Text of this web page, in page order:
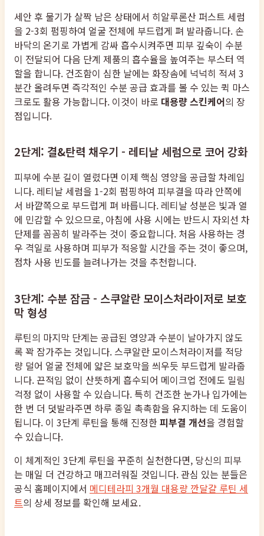
세안 후 물기가 살짝 남은 상태에서 히알루론산 퍼스트 세럼
을 2-3회 펌핑하여 얼굴 전체에 부드럽게 펴 발라줍니다. 손
바닥의 온기로 가볍게 감싸 흡수시켜주면 피부 깊숙이 수분
이 전달되어 다음 단계 제품의 흡수율을 높여주는 부스터 역
할을 합니다. 건조함이 심한 날에는 화장솜에 넉넉히 적셔 3
분간 올려두면 즉각적인 수분 공급 효과를 볼 수 있는 퀵 마스
크로도 활용 가능합니다. 이것이 바로 대용량 스킨케어의 장
점입니다.
2단계: 결&탄력 채우기 - 레티날 세럼으로 코어 강화
피부에 수분 길이 열렸다면 이제 핵심 영양을 공급할 차례입
니다. 레티날 세럼을 1-2회 펌핑하여 피부결을 따라 안쪽에
서 바깥쪽으로 부드럽게 펴 바릅니다. 레티날 성분은 빛과 열
에 민감할 수 있으므로, 아침에 사용 시에는 반드시 자외선 차
단제를 꼼꼼히 발라주는 것이 중요합니다. 처음 사용하는 경
우 격일로 사용하며 피부가 적응할 시간을 주는 것이 좋으며,
점차 사용 빈도를 늘려나가는 것을 추천합니다.
3단계: 수분 잠금 - 스쿠알란 모이스처라이저로 보호
막 형성
루틴의 마지막 단계는 공급된 영양과 수분이 날아가지 않도
록 꽉 잠가주는 것입니다. 스쿠알란 모이스처라이저를 적당
량 덜어 얼굴 전체에 얇은 보호막을 씌우듯 부드럽게 발라줍
니다. 끈적임 없이 산뜻하게 흡수되어 메이크업 전에도 밀림
걱정 없이 사용할 수 있습니다. 특히 건조한 눈가나 입가에는
한 번 더 덧발라주면 하루 종일 촉촉함을 유지하는 데 도움이
됩니다. 이 3단계 루틴을 통해 진정한피부결 개선을 경험할
수 있습니다.
이 체계적인 3단계 루틴을 꾸준히 실천한다면, 당신의 피부
는 매일 더 건강하고 매끄러워질 것입니다. 관심 있는 분들은
공식 홈페이지에서 메디테라피 3개월 대용량 깐달걀 루틴 세
트의 상세 정보를 확인해 보세요.